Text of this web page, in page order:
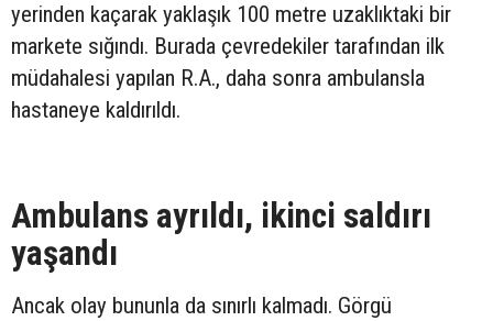
yerinden kaçarak yaklaşık 100 metre uzaklıktaki bir
markete sığındı. Burada çevredekiler tarafından ilk
müdahalesi yapılan R.A., daha sonra ambulansla
hastaneye kaldırıldı.
Ambulans ayrıldı, ikinci saldırı
yaşandı
Ancak olay bununla da sınırlı kalmadı. Görgü